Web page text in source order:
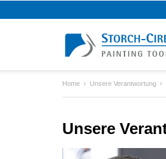
Home Unsere Verantwortung
Unsere